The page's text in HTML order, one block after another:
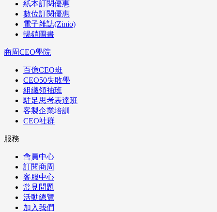
紙本訂閱優惠
數位訂閱優惠
電子雜誌(Zinio)
暢銷圖書
商周CEO學院
百億CEO班
CEO50失敗學
組織領袖班
駐足思考表達班
客製企業培訓
CEO社群
服務
會員中心
訂閱商周
客服中心
常見問題
活動總覽
加入我們